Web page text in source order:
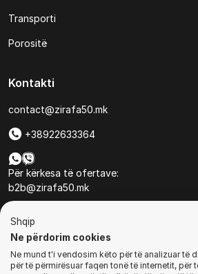
Transporti
Porositë
Kontakti
contact@zirafa50.mk
+38922633364
Për kërkesa të ofertave:
b2b@zirafa50.mk
Shqip
Ne përdorim cookies
Ne mund t'i vendosim këto për të analizuar të
për të përmirësuar faqen tonë të internetit, për